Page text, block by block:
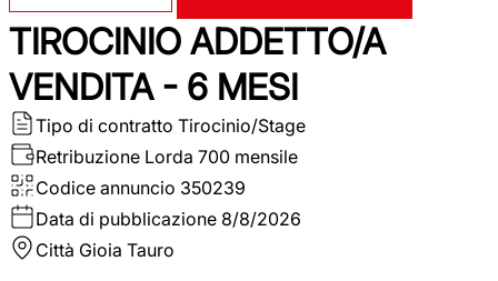
TIROCINIO ADDETTO/A
VENDITA - 6 MESI
Tipo di contratto Tirocinio/Stage
Retribuzione Lorda 700 mensile
Codice annuncio 350239
Data di pubblicazione 8/8/2026
Città Gioia Tauro